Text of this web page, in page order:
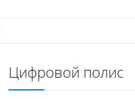
Цифровой полис